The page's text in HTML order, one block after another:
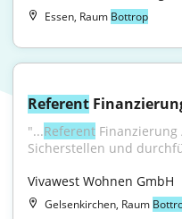
Essen, Raum Bottrop
Referent
"...Referent
Sicherstellen und
Vivawest Wohnen GmbH
Gelsenkirchen, Raum